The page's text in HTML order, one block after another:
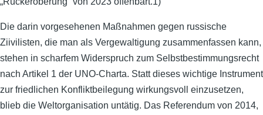
Die darin vorgesehenen Maßnahmen gegen russische
Ziivilisten, die man als Vergewaltigung zusammenfassen kann,
stehen in scharfem Widerspruch zum Selbstbestimmungsrecht
nach Artikel 1 der UNO-Charta. Statt dieses wichtige Instrument
zur friedlichen Konfliktbeilegung wirkungsvoll einzusetzen,
blieb die Weltorganisation untätig. Das Referendum von 2014,